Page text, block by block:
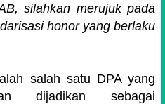
silahkan merujuk pada
honor yang berlaku
salah satu DPA yang
dijadikan sebagai